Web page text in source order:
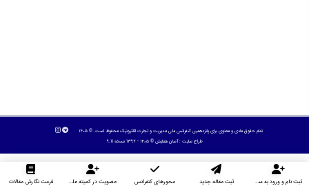
تمام حقوق مادی و معنوی برای پانزدهمین کنفرانس ملی مدیریت و تجارت الکترونیک محفوظ است. © ۱۴۰۵
طراح سایت :آسان همایش © ۱۴۰۵ - 1392 نسخه 9.11
ثبت نام و ورود به سایت ثبت مقاله جدید محورهای کنفرانس عضویت در کمیته علمی داوران فرمت نگارش مقالات